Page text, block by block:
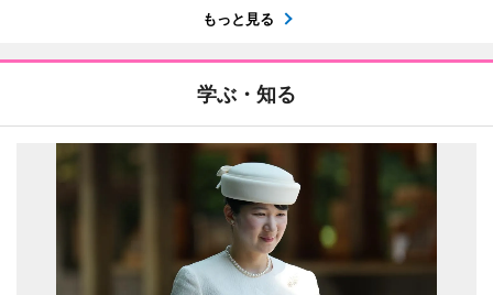
もっと見る
学ぶ・知る